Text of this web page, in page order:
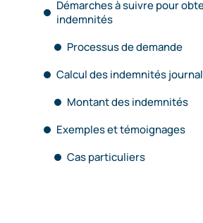
Démarches à suivre pour
indemnités
Processus de demande
Calcul des indemnités
Montant des indemnités
Exemples et témoignages
Cas particuliers